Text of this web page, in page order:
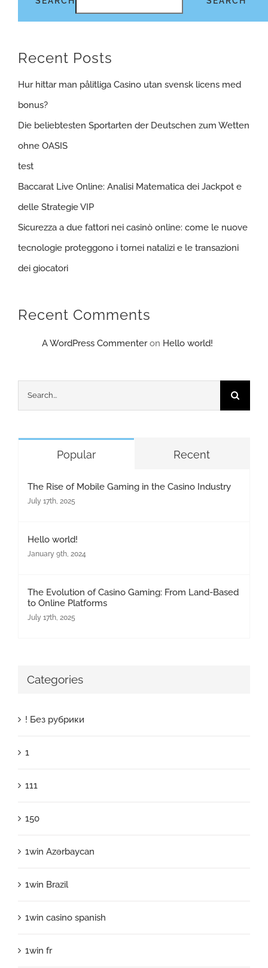
Recent Posts
Hur hittar man pålitliga Casino utan svensk licens med
bonus?
Die beliebtesten Sportarten der Deutschen zum Wetten
ohne OASIS
test
Baccarat Live Online: Analisi Matematica dei Jackpot e
delle Strategie VIP
Sicurezza a due fattori nei casinò online: come le nuove
tecnologie proteggono i tornei natalizi e le transazioni
dei giocatori
Recent Comments
A WordPress Commenteron Hello world!
Search
for:
Popular Recent
The Rise of Mobile Gaming in the Casino Industry
July 17th, 2025
Hello world!
January 9th, 2024
The Evolution of Casino Gaming: From Land-Based
to Online Platforms
July 17th, 2025
Categories
! Без рубрики
1
111
150
1win Azərbaycan
1win Brazil
1win casino spanish
1win fr